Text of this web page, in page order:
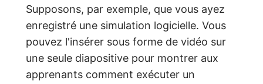
Supposons, par exemple, que vous ayez
enregistré une simulation logicielle. Vous
pouvez l'insérer sous forme de vidéo sur
une seule diapositive pour montrer aux
apprenants comment exécuter un